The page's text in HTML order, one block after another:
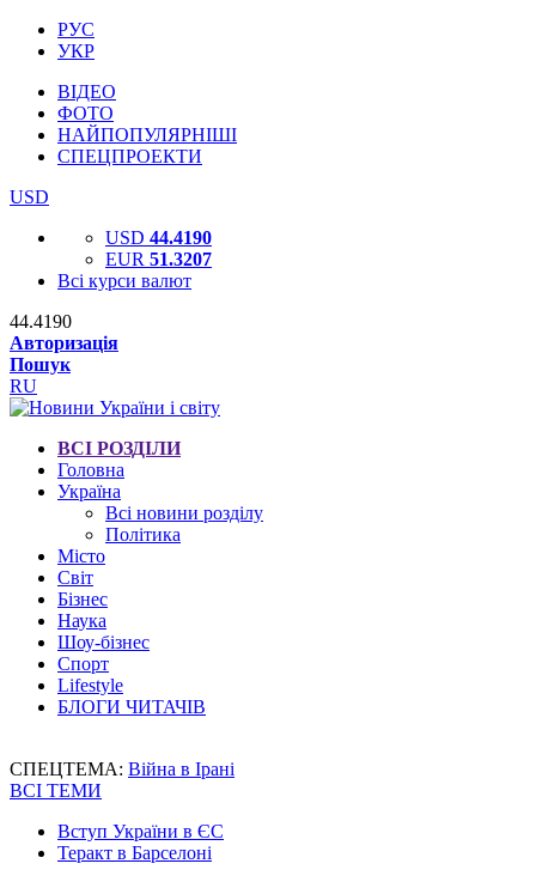
РУС
УКР
ВІДЕО
ФОТО
НАЙПОПУЛЯРНІШІ
СПЕЦПРОЕКТИ
USD
USD 44.4190
EUR 51.3207
Всі курси валют
44.4190
Авторизація
Пошук
RU
ВСІ РОЗДІЛИ
Головна
Україна
Всі новини розділу
Політика
Місто
Світ
Бізнес
Наука
Шоу-бізнес
Спорт
Lifestyle
БЛОГИ ЧИТАЧІВ
СПЕЦТЕМА: Війна в Ірані
ВСІ ТЕМИ
Вступ України в ЄС
Теракт в Барселоні